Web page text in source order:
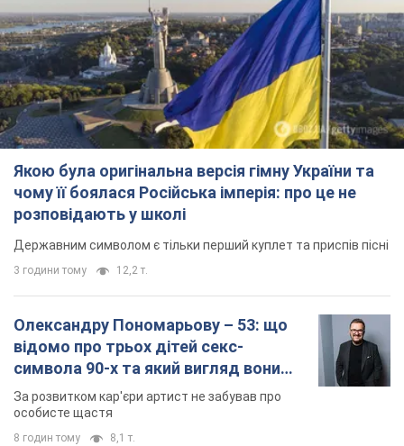
Якою була оригінальна версія гімну України та
чому її боялася Російська імперія: про це не
розповідають у школі
Державним символом є тільки перший куплет та приспів пісні
3 години тому 12,2 т.
Олександру Пономарьову – 53: що
відомо про трьох дітей секс-
символа 90-х та який вигляд вони
мають
За розвитком кар'єри артист не забував про
особисте щастя
8 годин тому 8,1 т.